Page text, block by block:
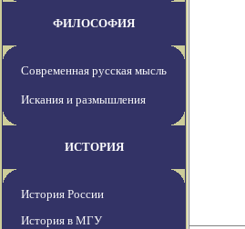
ФИЛОСОФИЯ
Современная русская мысль
Искания и размышления
ИСТОРИЯ
История России
История в МГУ